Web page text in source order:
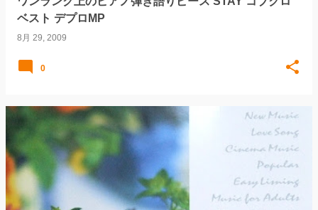
ベスト デプロMP
8月 29, 2009
0